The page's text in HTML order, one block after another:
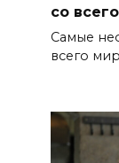
со
Самые
всего